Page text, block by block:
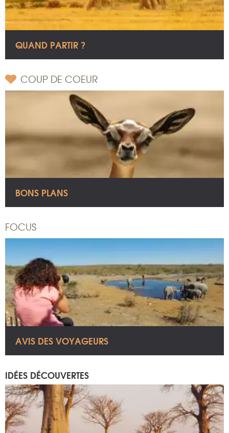
QUAND PARTIR ?
COUP DE COEUR
BONS PLANS
FOCUS
AVIS DES VOYAGEURS
IDÉES DÉCOUVERTES